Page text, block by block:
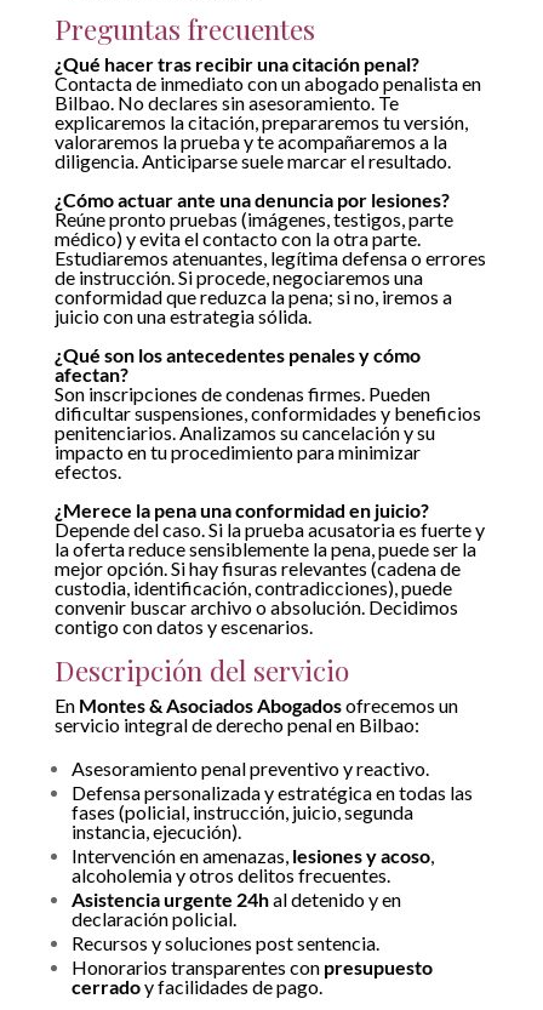
Preguntas frecuentes
¿Qué hacer tras recibir una citación penal?
Contacta de inmediato con un abogado penalista en
Bilbao. No declares sin asesoramiento. Te
explicaremos la citación, prepararemos tu versión,
valoraremos la prueba y te acompañaremos a la
diligencia. Anticiparse suele marcar el resultado.
¿Cómo actuar ante una denuncia por lesiones?
Reúne pronto pruebas (imágenes, testigos, parte
médico) y evita el contacto con la otra parte.
Estudiaremos atenuantes, legítima defensa o errores
de instrucción. Si procede, negociaremos una
conformidad que reduzca la pena; si no, iremos a
juicio con una estrategia sólida.
¿Qué son los antecedentes penales y cómo
afectan?
Son inscripciones de condenas firmes. Pueden
dificultar suspensiones, conformidades y beneficios
penitenciarios. Analizamos su cancelación y su
impacto en tu procedimiento para minimizar
efectos.
¿Merece la pena una conformidad en juicio?
Depende del caso. Si la prueba acusatoria es fuerte y
la oferta reduce sensiblemente la pena, puede ser la
mejor opción. Si hay fisuras relevantes (cadena de
custodia, identificación, contradicciones), puede
convenir buscar archivo o absolución. Decidimos
contigo con datos y escenarios.
Descripción del servicio
En Montes & Asociados Abogadosofrecemos un
servicio integral de derecho penal en Bilbao:
Asesoramiento penal preventivo y reactivo.
Defensa personalizada y estratégica en todas las
fases (policial, instrucción, juicio, segunda
instancia, ejecución).
Intervención en amenazas, lesiones y acoso,
alcoholemia y otros delitos frecuentes.
Asistencia urgente 24hal detenido y en
declaración policial.
Recursos y soluciones post sentencia.
Honorarios transparentes con presupuesto
cerradoy facilidades de pago.